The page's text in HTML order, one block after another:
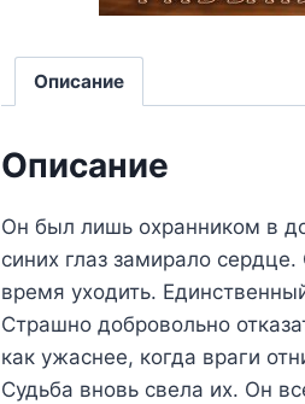
Описание
Описание
Он был лишь охранником в
синих глаз замирало
время уходить.
Страшно добровольно
как ужаснее, когда враги
Судьба вновь свела их. Он